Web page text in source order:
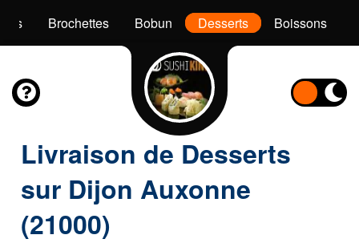
Brochettes Bobun Desserts Boissons
Livraison de Desserts
sur Dijon Auxonne
(21000)